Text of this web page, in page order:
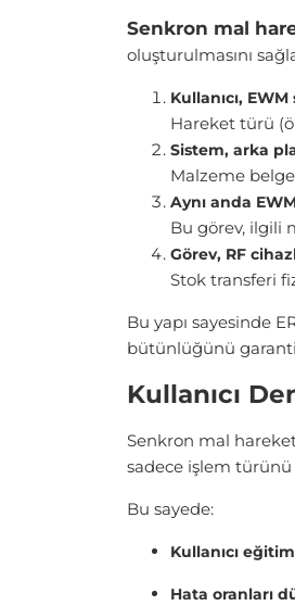
Senkron mal
oluşturulmasını
Kullanıcı,
Hareket türü
Sistem, arka
Malzeme
Aynı anda
Bu görev, ilgili
Görev, RF
Stok transferi
Bu yapı sayesinde
bütünlüğünü garanti
Kullanıcı
Senkron mal
sadece işlem
Bu sayede:
Kullanıcı
Hata oranları